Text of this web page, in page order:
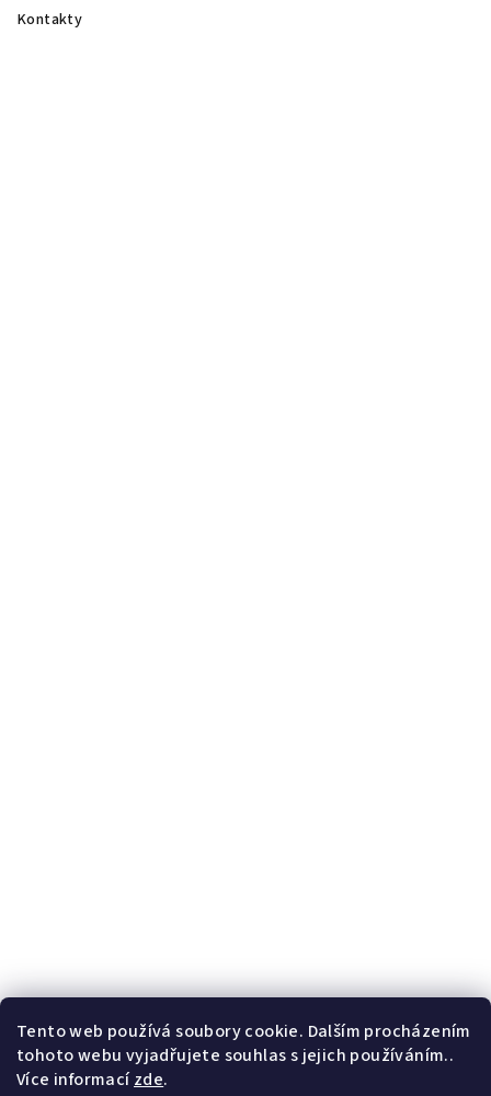
Tento web používá soubory cookie. Dalším procházením
tohoto webu vyjadřujete souhlas s jejich používáním..
Více informacízde.
Kontakty